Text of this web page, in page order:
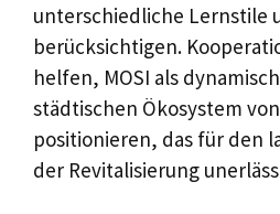
unterschiedliche Lernstile
berücksichtigen.
helfen, MOSI als
städtischen Ökosystem
positionieren, das für den
der Revitalisierung